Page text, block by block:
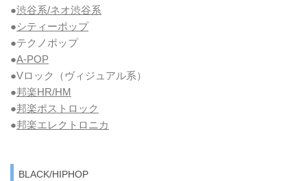
●渋谷系/ネオ渋谷系
●シティーポップ
●テクノポップ
●A-POP
●Vロック
（ヴィジュアル系）
●邦楽HR/HM
●邦楽ポストロック
●邦楽エレクトロニカ
BLACK/HIPHOP